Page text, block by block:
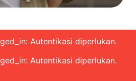
Autentikasi diperlukan.
Autentikasi diperlukan.